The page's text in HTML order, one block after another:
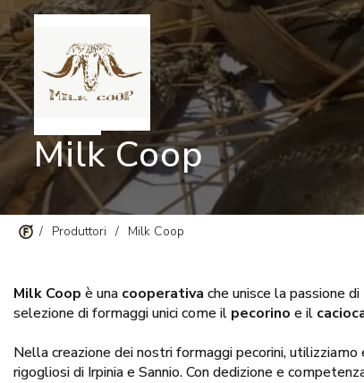
Milk Coop
/ Produttori / Milk Coop
Milk Coop è una cooperativa che unisce la passione di
selezione di formaggi unici come il pecorino e il
Nella creazione dei nostri formaggi pecorini,
rigogliosi di Irpinia e Sannio. Con dedizione e